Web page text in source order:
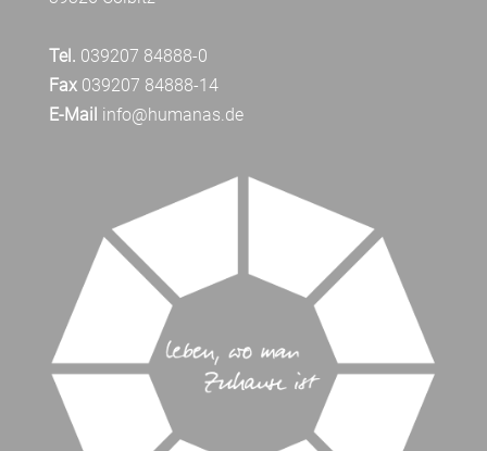
Tel. 039207 84888-0
Fax039207 84888-14
E-Mail info@humanas.de